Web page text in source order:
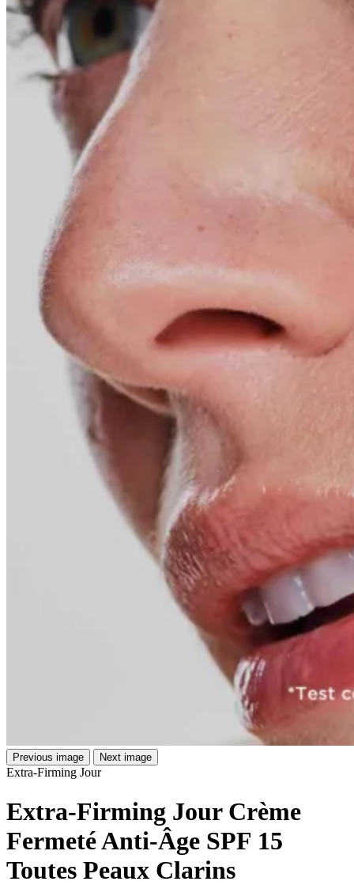
Previous image Next image
Extra-Firming Jour
Extra-Firming Jour Crème
Fermeté Anti-Âge SPF 15
Toutes Peaux Clarins